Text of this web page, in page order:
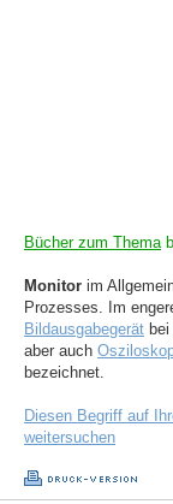
Bücher zum Thema
Monitor im
Prozesses. Im
Bildausgabegerät bei
aber auch
bezeichnet.
Diesen Begriff auf
weitersuchen